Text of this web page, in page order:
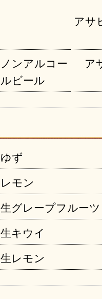
アサ
ノンアルコー
ルビール
ア
ゆず
レモン
生グレープフルーツ
生キウイ
生レモン